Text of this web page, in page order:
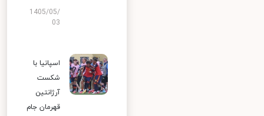
1405/05/
03
اسپانیا با
شکست
آرژانتین
قهرمان جام